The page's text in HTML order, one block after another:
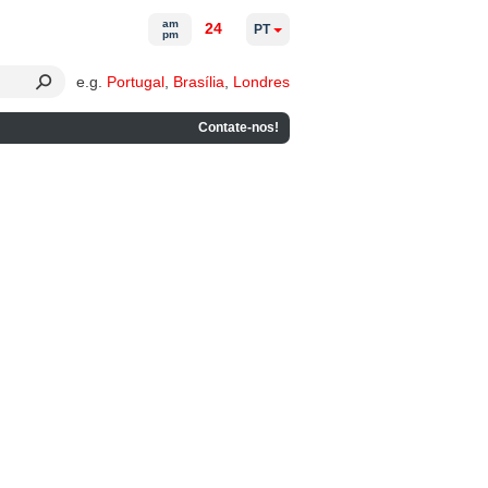
e.g. Portugal Brasília Londres
Contate-nos!
am
pm
24 PT